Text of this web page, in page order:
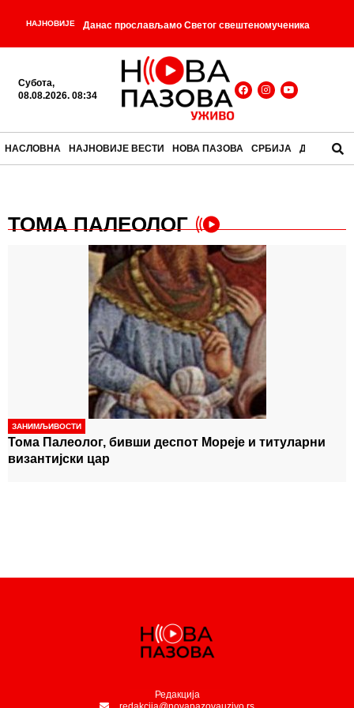
НАЈНОВИЈЕ Данас прослављамо Светог свештеномученика
Ермолаја, Свету мученицу Параскеву, Преподобног
Мојсеја Угрина и Светог Саву Трећег - Догодило се
-
Прве речи украјинског председника по слетању
ТАЈНИ БЛОКАДЕРСКИ СПИСАК ЗА ОДСТРЕЛ
ОГОЛИО ОПШТИ РАТ МЕЂУ БЛОКАДЕРИМА! 99
имена спремно за „ветирање“: Ђокић, Ломпар,
Видић, Кокановић… СВИ ИМАЈУ ДОСИЈЕ
иде на Светско првенство: Велика победа
-
Субота,
08.08.2026. 08:34
НАСЛОВНА НАЈНОВИЈЕ ВЕСТИ НОВА ПАЗОВА СРБИЈА ДРУШТВО
ТОМА ПАЛЕОЛОГ
ЗАНИМЉИВОСТИ
Тома Палеолог, бивши деспот Мореје и титуларни
византијски цар
Редакција